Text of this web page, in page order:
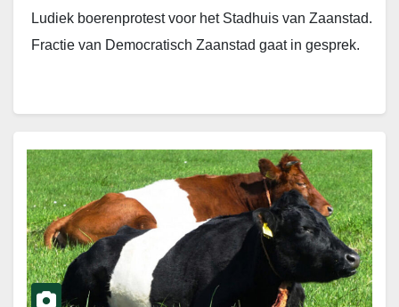
Ludiek boerenprotest voor het Stadhuis van Zaanstad.
Fractie van Democratisch Zaanstad gaat in gesprek.